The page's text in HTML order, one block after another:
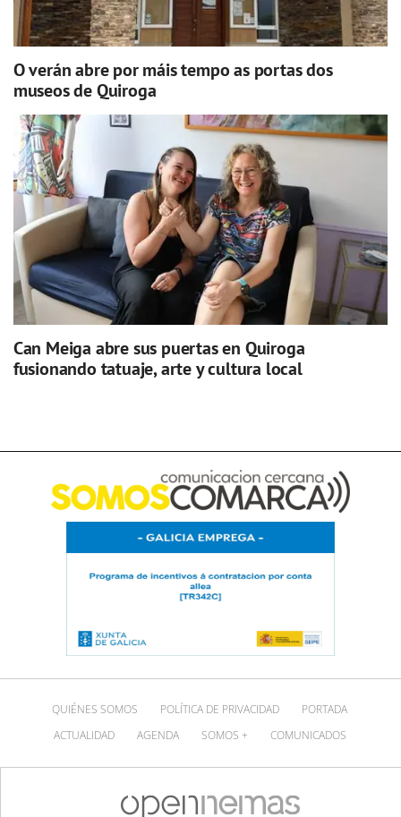
O verán abre por máis tempo as portas dos
museos de Quiroga
Can Meiga abre sus puertas en Quiroga
fusionando tatuaje, arte y cultura local
QUIÉNES SOMOS POLÍTICA DE PRIVACIDAD
PORTADA
ACTUALIDAD
AGENDA SOMOS + COMUNICADOS